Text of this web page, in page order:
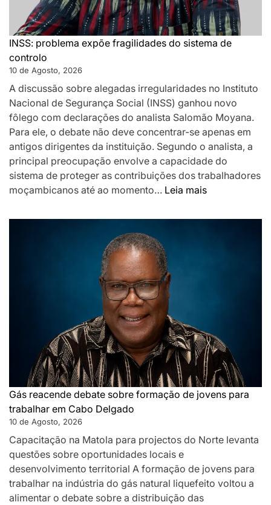
da
Liga
Portugal
INSS: problema expõe fragilidades do sistema de
controlo
10 de Agosto, 2026
A discussão sobre alegadas irregularidades no Instituto
Nacional de Segurança Social (INSS) ganhou novo
fôlego com declarações do analista Salomão Moyana.
Para ele, o debate não deve concentrar-se apenas em
antigos dirigentes da instituição. Segundo o analista, a
principal preocupação envolve a capacidade do
sistema de proteger as contribuições dos trabalhadores
moçambicanos até ao momento… Leia mais:
problema
Gás reacende debate sobre formação de jovens para
trabalhar em Cabo Delgado
10 de Agosto, 2026
Capacitação na Matola para projectos do Norte levanta
questões sobre oportunidades locais e
desenvolvimento territorial A formação de jovens para
trabalhar na indústria do gás natural liquefeito voltou a
alimentar o debate sobre a distribuição das